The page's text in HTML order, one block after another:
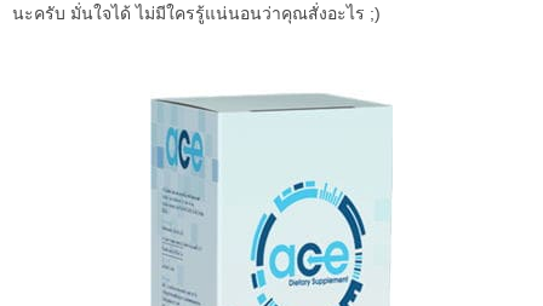
นะครับ มั่นใจได้ ไม่มีใครรู้แน่นอนว่าคุณสั่งอะไร ;)